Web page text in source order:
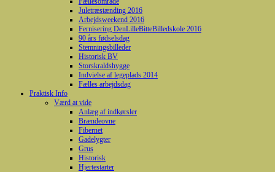
Juletræstænding 2016
Arbejdsweekend 2016
Fernisering DenLilleBitteBilledskole 2016
90 års fødselsdag
Stemningsbilleder
Historisk BV
Storskraldshygge
Indvielse af legeplads 2014
Fælles arbejdsdag
Praktisk Info
Værd at vide
Anlæg af indkørsler
Brændeovne
Fibernet
Gadelygter
Grus
Historisk
Hjertestarter